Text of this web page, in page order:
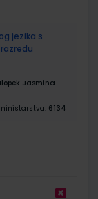
jezika s
Jasmina
6134